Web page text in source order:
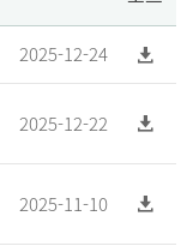
2025-12-24
2025-12-22
2025-11-10